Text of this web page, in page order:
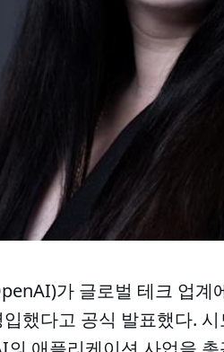
가 글로벌 테크 업계
입했다고 공식 발표했다.